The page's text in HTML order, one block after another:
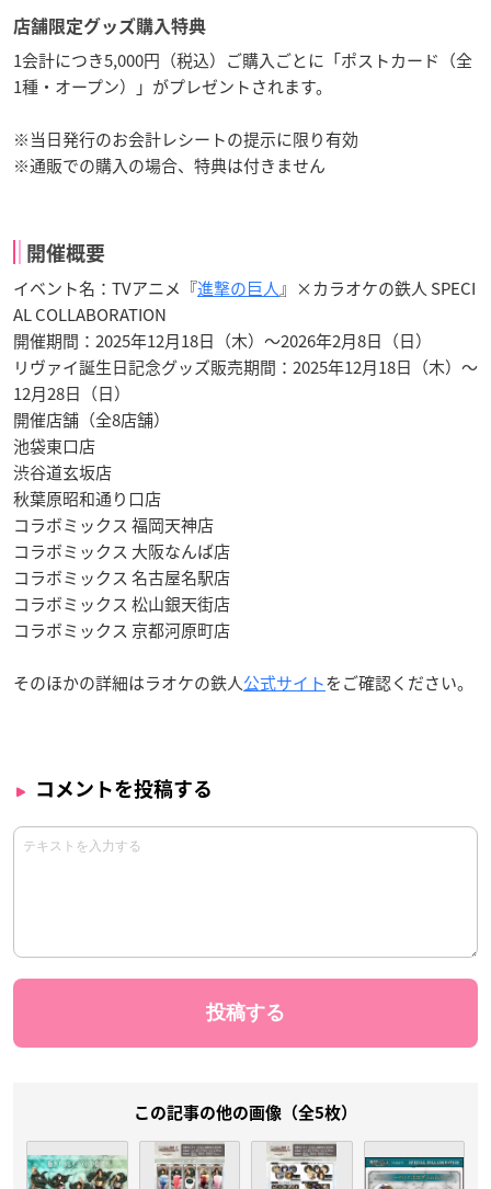
店舗限定グッズ購入特典
1会計につき5,000円（税込）ご購入ごとに「ポストカード（全
1種・オープン）」がプレゼントされます。
※当日発行のお会計レシートの提示に限り有効
※通販での購入の場合、特典は付きません
開催概要
イベント名：TVアニメ『進撃の巨人』×カラオケの鉄人 SPECI
AL COLLABORATION
開催期間：2025年12月18日（木）〜2026年2月8日（日）
リヴァイ誕生日記念グッズ販売期間：2025年12月18日（木）〜
12月28日（日）
開催店舗（全8店舗）
池袋東口店
渋谷道玄坂店
秋葉原昭和通り口店
コラボミックス 福岡天神店
コラボミックス 大阪なんば店
コラボミックス 名古屋名駅店
コラボミックス 松山銀天街店
コラボミックス 京都河原町店
そのほかの詳細はラオケの鉄人公式サイトをご確認ください。
コメントを投稿する
この記事の他の画像（全5枚）